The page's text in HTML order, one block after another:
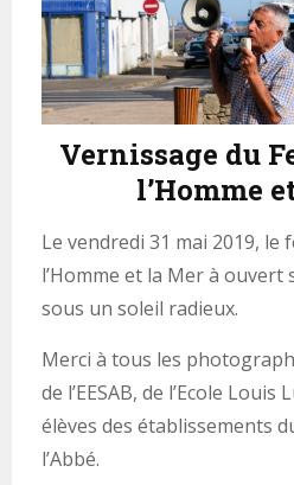
Vernissage du
l’Homme
Le vendredi 31 mai 2019, le
l’Homme et la Mer à ouvert
sous un soleil radieux.
Merci à tous les
de l’EESAB, de l’Ecole Louis
élèves des établissements
l’Abbé.